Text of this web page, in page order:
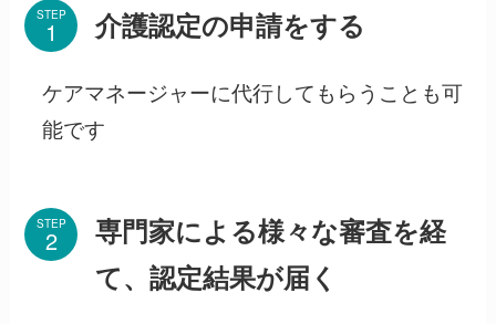
STEP 介護認定の申請をする
ケアマネージャーに代行してもらうことも可
能です
STEP
専門家による様々な審査を経
て、認定結果が届く